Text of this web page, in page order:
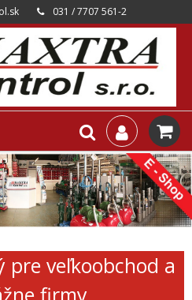
031 / 7707 561-2
pre veľkoobchod a
firmy